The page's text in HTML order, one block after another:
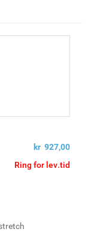
kr 927,00
Ring for lev.tid